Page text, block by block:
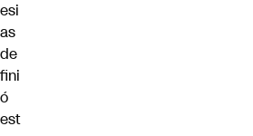
esi
as
de
fini
ó
est